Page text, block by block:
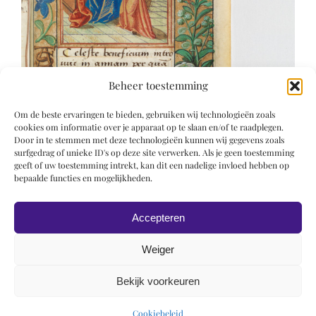
Beheer toestemming
Om de beste ervaringen te bieden, gebruiken wij technologieën zoals
cookies om informatie over je apparaat op te slaan en/of te raadplegen.
Door in te stemmen met deze technologieën kunnen wij gegevens zoals
surfgedrag of unieke ID's op deze site verwerken. Als je geen toestemming
geeft of uw toestemming intrekt, kan dit een nadelige invloed hebben op
bepaalde functies en mogelijkheden.
Accepteren
Weiger
Bekijk voorkeuren
Cookiebeleid
© 2019 Roel Wiechers | Powered by